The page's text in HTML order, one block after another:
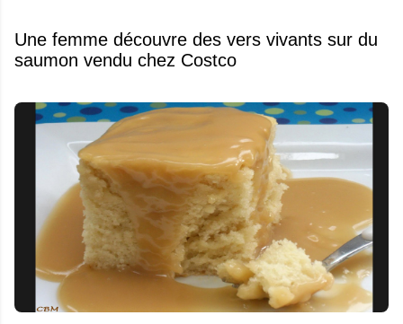
Une femme découvre des vers vivants sur du
saumon vendu chez Costco